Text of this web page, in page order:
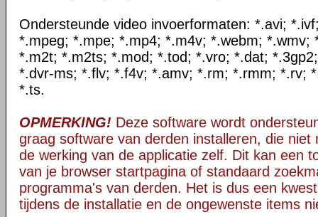
Ondersteunde video invoerformaten: *.avi;
*.mpeg; *.mpe; *.mp4; *.m4v; *.webm; *.wmv;
*.m2t; *.m2ts; *.mod; *.tod; *.vro; *.dat;
*.dvr-ms; *.flv; *.f4v; *.amv; *.rm; *.rmm; *.rv;
*.ts.
OPMERKING! Deze software wordt
graag software van derden installeren, die niet
de werking van de applicatie zelf. Dit kan een
van je browser startpagina of standaard
programma's van derden. Het is dus een
tijdens de installatie en de ongewenste items